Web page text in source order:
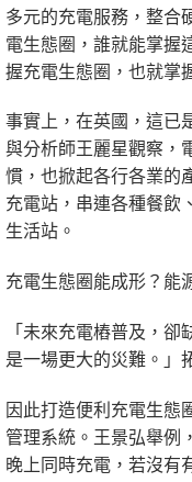
多元的充電服務，整合
電生態圈，誰就能掌握
握充電生態圈，也就掌
事實上，在英國，這已
與分析師王麗星觀察，
慣，也掀起各行各業的
充電站，串連各種餐飲
生活站。
充電生態圈能成形？能
「未來充電樁普及，
是一場更大的災難。」
因此打造便利充電生態
管理系統。王景弘舉例
晚上同時充電，若沒有